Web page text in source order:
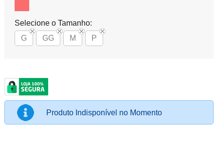
Selecione o Tamanho:
G
GG M P
Produto Indisponível no Momento